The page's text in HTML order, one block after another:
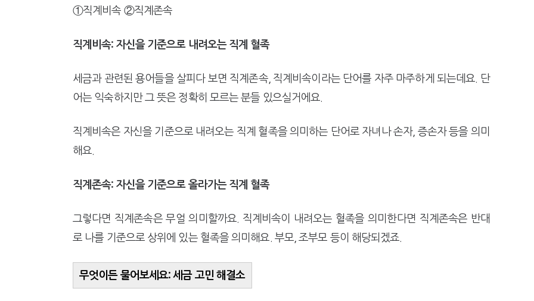
①직계비속 ②직계존속
직계비속: 자신을 기준으로 내려오는 직계 혈족
세금과 관련된 용어들을 살피다 보면 직계존속, 직계비속이라는 단어를 자주 마주하게 되는데요. 단
어는 익숙하지만 그 뜻은 정확히 모르는 분들 있으실거에요.
직계비속은 자신을 기준으로 내려오는 직계 혈족을 의미하는 단어로 자녀나 손자, 증손자 등을 의미
해요.
직계존속: 자신을 기준으로 올라가는 직계 혈족
그렇다면 직계존속은 무얼 의미할까요. 직계비속이 내려오는 혈족을 의미한다면 직계존속은 반대
로 나를 기준으로 상위에 있는 혈족을 의미해요. 부모, 조부모 등이 해당되겠죠.
무엇이든 물어보세요: 세금 고민 해결소